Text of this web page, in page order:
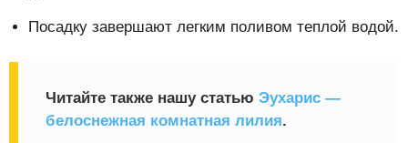
Посадку завершают легким поливом теплой водой.
Читайте также нашу статью Эухарис —
белоснежная комнатная лилия.